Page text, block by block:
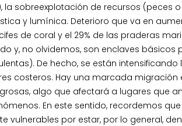
sobreexplotación de recursos (peces
y lumínica. Deterioro que va en
de coral y el 29% de las praderas
y, no olvidemos, son enclaves básicos
De hecho, se están intensificando
costeros. Hay una marcada migración
algo que afectará a lugares que
En este sentido, recordemos
vulnerables por estar, por lo general,